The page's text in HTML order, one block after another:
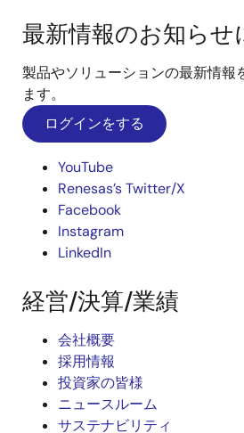
最新情報のお知らせ
製品やソリューションの最新情報
ます。
ログインをする
YouTube
Renesas’s Twitter/X
Facebook
Instagram
LinkedIn
経営/決算/業績
会社概要
採用情報
投資家の皆様
ニュースルーム
サステナビリティ